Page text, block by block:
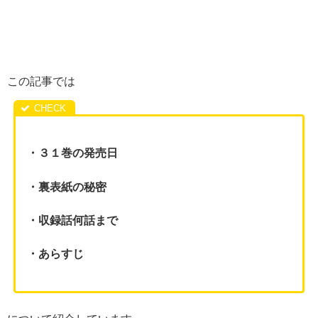
この記事では
・３１巻の発売日
・裏表紙の秘密
・収録話何話まで
・あらすじ